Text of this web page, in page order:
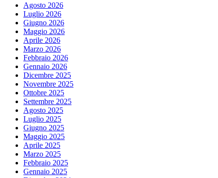
Agosto 2026
Luglio 2026
Giugno 2026
Maggio 2026
Aprile 2026
Marzo 2026
Febbraio 2026
Gennaio 2026
Dicembre 2025
Novembre 2025
Ottobre 2025
Settembre 2025
Agosto 2025
Luglio 2025
Giugno 2025
Maggio 2025
Aprile 2025
Marzo 2025
Febbraio 2025
Gennaio 2025